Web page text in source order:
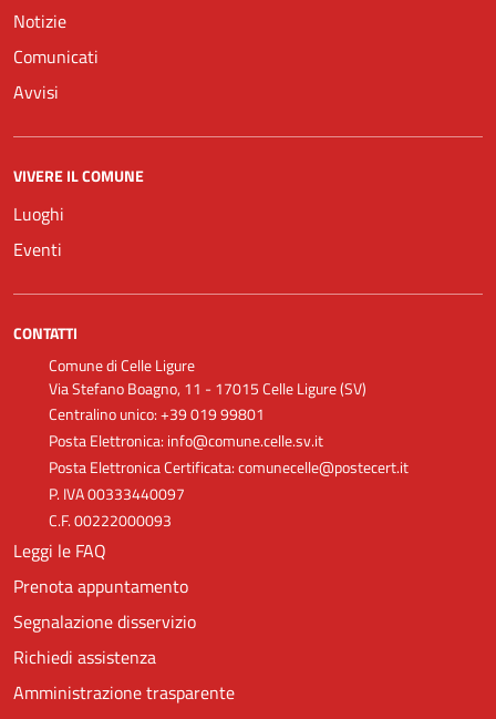
Notizie
Comunicati
Avvisi
VIVERE IL COMUNE
Luoghi
Eventi
CONTATTI
Comune di Celle Ligure
Via Stefano Boagno, 11 - 17015 Celle Ligure (SV)
Centralino unico: +39 019 99801
Posta Elettronica: info@comune.celle.sv.it
Posta Elettronica Certificata: comunecelle@postecert.it
P. IVA 00333440097
C.F. 00222000093
Leggi le FAQ
Prenota appuntamento
Segnalazione disservizio
Richiedi assistenza
Amministrazione trasparente